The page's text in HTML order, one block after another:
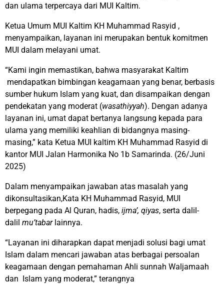
dan ulama terpercaya dari MUI Kaltim.
Ketua Umum MUI Kaltim KH Muhammad Rasyid ,
menyampaikan, layanan ini merupakan bentuk komitmen
MUI dalam melayani umat.
“Kami ingin memastikan, bahwa masyarakat Kaltim
mendapatkan bimbingan keagamaan yang benar, berbasis
sumber hukum Islam yang kuat, dan disampaikan dengan
pendekatan yang moderat (wasathiyyah). Dengan adanya
layanan ini, umat dapat bertanya langsung kepada para
ulama yang memiliki keahlian di bidangnya masing-
masing,” kata Ketua MUI kaltim KH Muhammad Rasyid di
kantor MUI Jalan Harmonika No 1b Samarinda. (26/Juni
2025)
Dalam menyampaikan jawaban atas masalah yang
dikonsultasikan,Kata KH Muhammad Rasyid, MUI
berpegang pada Al Quran, hadis, ijma’, qiyas, serta dalil-
dalil mu’tabarlainnya.
“Layanan ini diharapkan dapat menjadi solusi bagi umat
Islam dalam mencari jawaban atas berbagai persoalan
keagamaan dengan pemahaman Ahli sunnah Waljamaah
dan Islam yang moderat,” terangnya